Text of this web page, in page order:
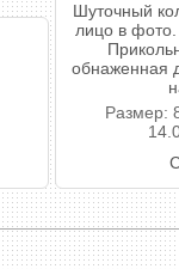
Шуточный
лицо в
обнаженная
Размер: